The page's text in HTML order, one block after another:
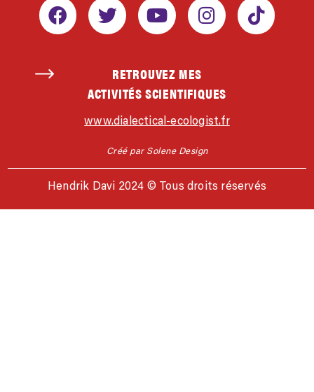
RETROUVEZ MES
ACTIVITÉS SCIENTIFIQUES
www.dialectical-ecologist.fr
Créé par Solene Design
Hendrik Davi 2024 © Tous droits réservés